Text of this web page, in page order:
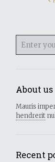
About us
Mauris
hendrerit
Recent